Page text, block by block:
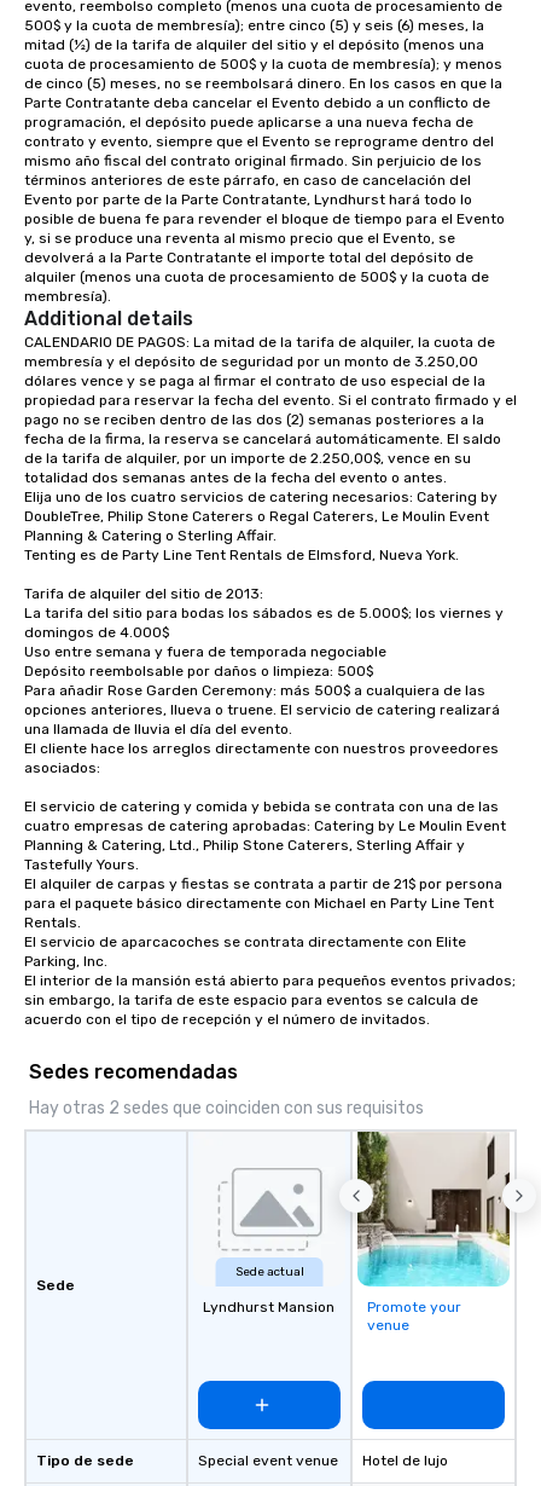
evento, reembolso completo (menos una cuota de procesamiento de
500$ y la cuota de membresía); entre cinco (5) y seis (6) meses, la
mitad (½) de la tarifa de alquiler del sitio y el depósito (menos una
cuota de procesamiento de 500$ y la cuota de membresía); y menos
de cinco (5) meses, no se reembolsará dinero. En los casos en que la
Parte Contratante deba cancelar el Evento debido a un conflicto de
programación, el depósito puede aplicarse a una nueva fecha de
contrato y evento, siempre que el Evento se reprograme dentro del
mismo año fiscal del contrato original firmado. Sin perjuicio de los
términos anteriores de este párrafo, en caso de cancelación del
Evento por parte de la Parte Contratante, Lyndhurst hará todo lo
posible de buena fe para revender el bloque de tiempo para el Evento
y, si se produce una reventa al mismo precio que el Evento, se
devolverá a la Parte Contratante el importe total del depósito de
alquiler (menos una cuota de procesamiento de 500$ y la cuota de
membresía).
Additional details
CALENDARIO DE PAGOS: La mitad de la tarifa de alquiler, la cuota de
membresía y el depósito de seguridad por un monto de 3.250,00
dólares vence y se paga al firmar el contrato de uso especial de la
propiedad para reservar la fecha del evento. Si el contrato firmado y el
pago no se reciben dentro de las dos (2) semanas posteriores a la
fecha de la firma, la reserva se cancelará automáticamente. El saldo
de la tarifa de alquiler, por un importe de 2.250,00$, vence en su
totalidad dos semanas antes de la fecha del evento o antes.
Elija uno de los cuatro servicios de catering necesarios: Catering by
DoubleTree, Philip Stone Caterers o Regal Caterers, Le Moulin Event
Planning & Catering o Sterling Affair.
Tenting es de Party Line Tent Rentals de Elmsford, Nueva York.
Tarifa de alquiler del sitio de 2013:
La tarifa del sitio para bodas los sábados es de 5.000$; los viernes y
domingos de 4.000$
Uso entre semana y fuera de temporada negociable
Depósito reembolsable por daños o limpieza: 500$
Para añadir Rose Garden Ceremony: más 500$ a cualquiera de las
opciones anteriores, llueva o truene. El servicio de catering realizará
una llamada de lluvia el día del evento.
El cliente hace los arreglos directamente con nuestros proveedores
asociados:
El servicio de catering y comida y bebida se contrata con una de las
cuatro empresas de catering aprobadas: Catering by Le Moulin Event
Planning & Catering, Ltd., Philip Stone Caterers, Sterling Affair y
Tastefully Yours.
El alquiler de carpas y fiestas se contrata a partir de 21$ por persona
para el paquete básico directamente con Michael en Party Line Tent
Rentals.
El servicio de aparcacoches se contrata directamente con Elite
Parking, Inc.
El interior de la mansión está abierto para pequeños eventos privados;
sin embargo, la tarifa de este espacio para eventos se calcula de
acuerdo con el tipo de recepción y el número de invitados.
Sedes recomendadas
Hay otras 2 sedes que coinciden con sus requisitos
Sede
Tipo de sede
Sede actual
Lyndhurst Mansion
Special event venue
Promote your
venue
Hotel de lujo